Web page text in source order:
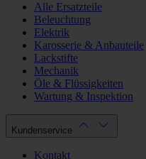
Alle Ersatzteile
Beleuchtung
Elektrik
Karosserie & Anbauteile
Lackstifte
Mechanik
Öle & Flüssigkeiten
Wartung & Inspektion
Kundenservice
Kontakt